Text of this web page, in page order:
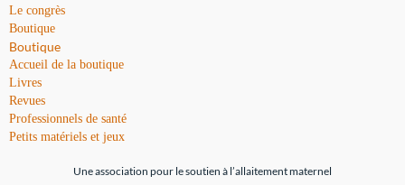
Le congrès
Boutique
Boutique
Accueil de la boutique
Livres
Revues
Professionnels de santé
Petits matériels et jeux
Une association pour le soutien à l’allaitement maternel